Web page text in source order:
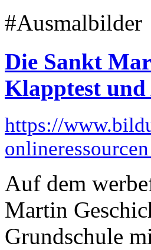
#Ausmalbilder
Die Sankt
Klapptest
https://
Auf dem
Martin
Grundschule